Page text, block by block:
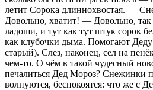
летит Сорока длиннохвостая. —
Довольно, хватит! — Довольно,
ладоши, и тут как тут штук сорок
как клубочки дыма. Помогают Деду
старый). Слез, наконец, сел на
чем-то. О чём в такой чудесный
печалиться Дед Мороз? Снежинки
волнуются, беспокоятся: что же с